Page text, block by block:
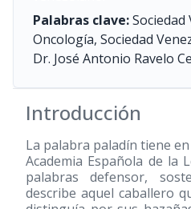
Palabras clave:Sociedad
Oncología, Sociedad
Dr. José Antonio Ravelo
Introducción
La palabra paladín tiene
Academia Española de la
palabras defensor,
describe aquel caballero